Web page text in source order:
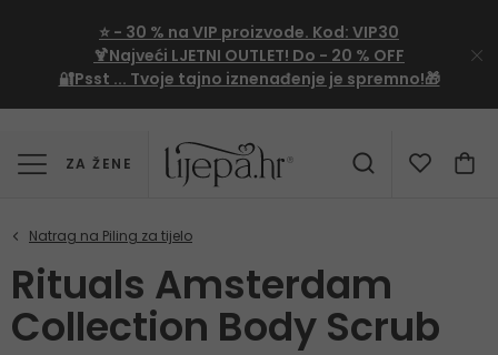
⭐ - 30 % na VIP proizvode. Kod: VIP30
🍹Najveći LJETNI OUTLET! Do - 20 % OFF
🔐Psst ... Tvoje tajno iznenađenje je spremno!🎁
ZA ŽENE
Rituals Amsterdam
Collection Body Scrub